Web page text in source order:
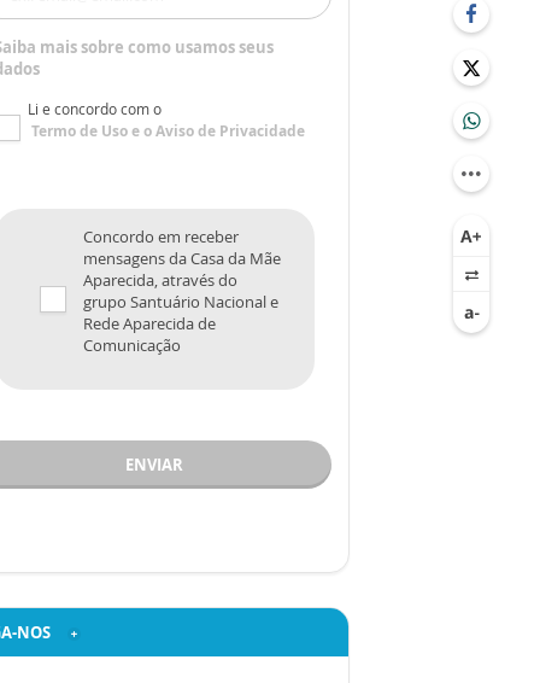
mais sobre como usamos seus
Li e concordo com o
Termo de Usoe oAviso de Privacidade
Concordo em receber
mensagens da Casa da Mãe
Aparecida, através do
grupo Santuário Nacional e
Rede Aparecida de
Comunicação
ENVIAR
NOS